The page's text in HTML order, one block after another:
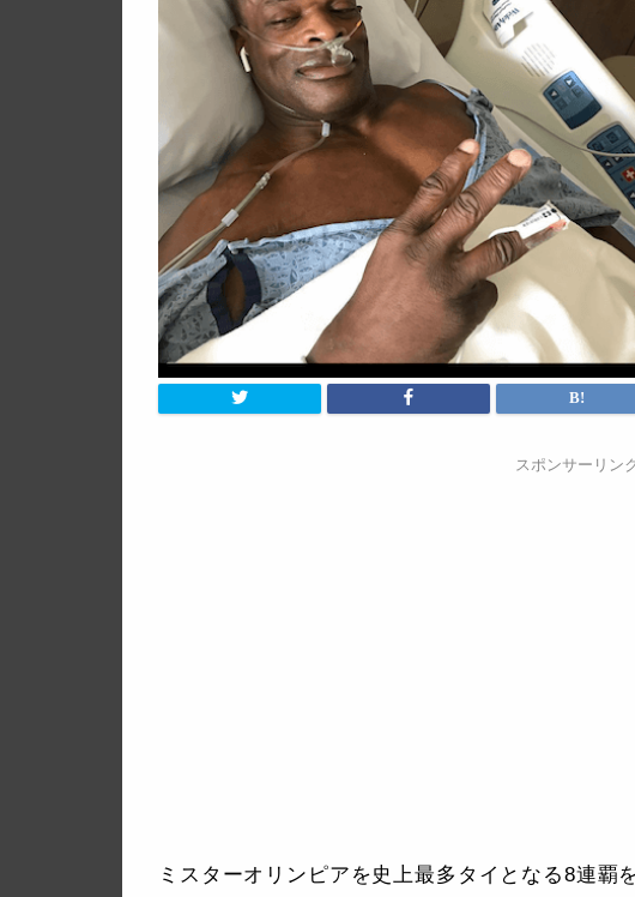
スポンサーリン
ミスターオリンピアを史上最多タイとなる8連覇